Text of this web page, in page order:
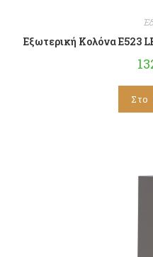
Εξωτερική Κολόνα E523
Στο